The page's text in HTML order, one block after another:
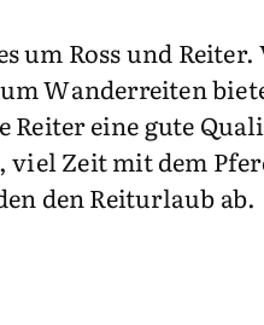
Ross und Reiter.
Wanderreiten
eine gute
Zeit mit dem
den Reiturlaub ab.